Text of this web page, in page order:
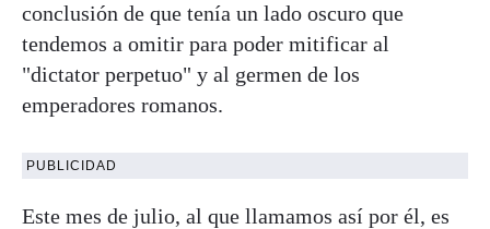
conclusión de que tenía un lado oscuro que
tendemos a omitir para poder mitificar al
"dictator perpetuo" y al germen de los
emperadores romanos.
PUBLICIDAD
Este mes de julio, al que llamamos así por él, es